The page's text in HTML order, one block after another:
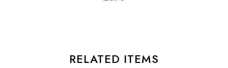
RELATED ITEMS